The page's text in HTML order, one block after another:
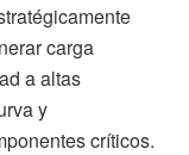
carga
a altas
y
críticos.